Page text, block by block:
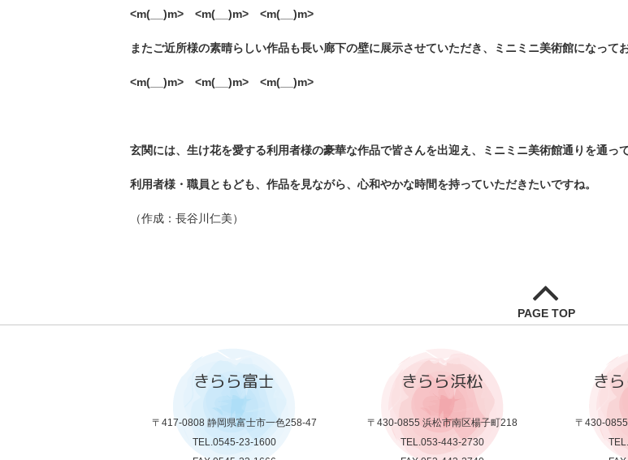
<m(__)m> <m(__)m> <m(__)m>
またご近所様の素晴らしい作品も長い廊下の壁に展示させていただき、ミニミニ美術館になって
<m(__)m> <m(__)m> <m(__)m>
玄関には、生け花を愛する利用者様の豪華な作品で皆さんを出迎え、ミニミニ美術館通りを通っ
利用者様・職員ともども、作品を見ながら、心和やかな時間を持っていただきたいですね。
（作成：長谷川仁美）
PAGE TOP
きらら富士
〒417-0808 静岡県富士市一色258-47
TEL.0545-23-1600
きらら浜松
〒430-0855 浜松市南区楊子町218
TEL.053-443-2730
き
〒430-